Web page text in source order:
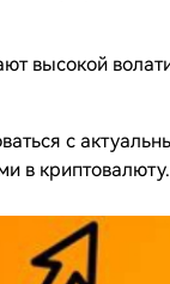
высокой
с
в криптовалюту.